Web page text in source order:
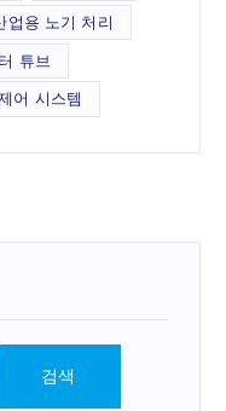
업용 노기 처리
튜브
어 시스템